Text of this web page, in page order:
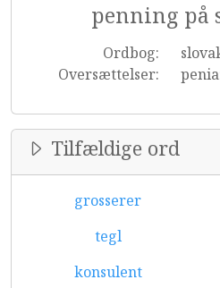
penning på
Ordbog:
Oversættelser:
Tilfældige ord
grosserer
tegl
konsulent